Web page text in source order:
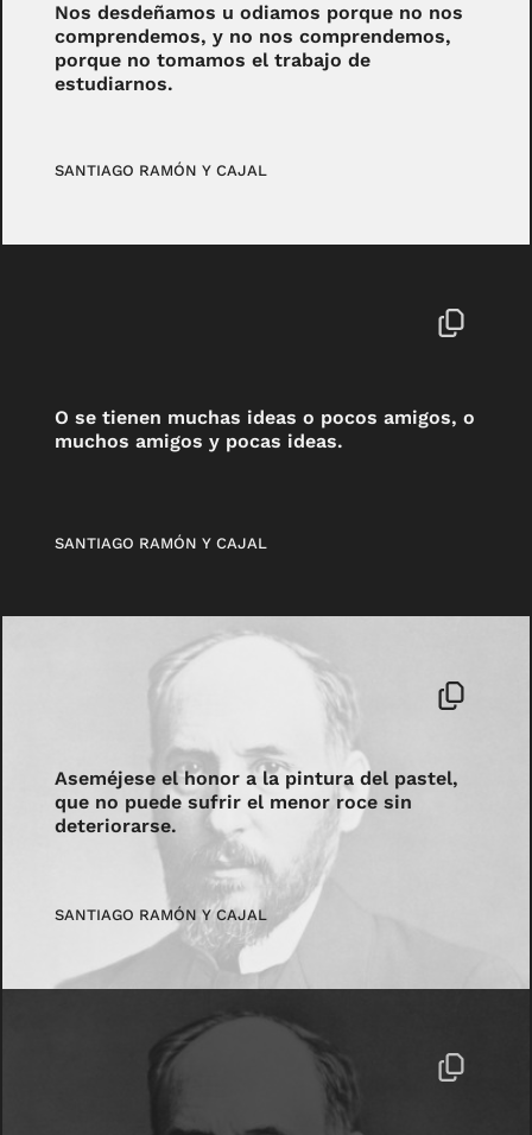
Nos desdeñamos u odiamos porque no nos
comprendemos, y no nos comprendemos,
porque no tomamos el trabajo de
estudiarnos.
SANTIAGO RAMÓN Y CAJAL
O se tienen muchas ideas o pocos amigos, o
muchos amigos y pocas ideas.
SANTIAGO RAMÓN Y CAJAL
Aseméjese el honor a la pintura del pastel,
que no puede sufrir el menor roce sin
deteriorarse.
SANTIAGO RAMÓN Y CAJAL